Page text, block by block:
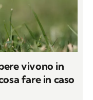
vivono in
fare in caso